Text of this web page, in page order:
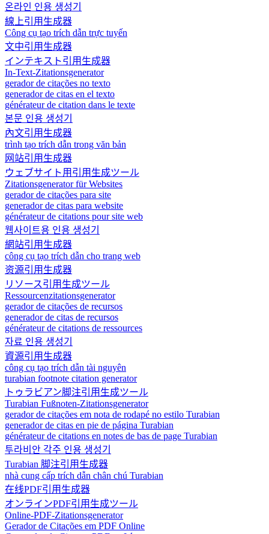
온라인 인용 생성기
線上引用生成器
Công cụ tạo trích dẫn trực tuyến
文中引用生成器
インテキスト引用生成器
In-Text-Zitationsgenerator
gerador de citações no texto
generador de citas en el texto
générateur de citation dans le texte
본문 인용 생성기
內文引用生成器
trình tạo trích dẫn trong văn bản
网站引用生成器
ウェブサイト用引用生成ツール
Zitationsgenerator für Websites
gerador de citações para site
generador de citas para website
générateur de citations pour site web
웹사이트용 인용 생성기
網站引用生成器
công cụ tạo trích dẫn cho trang web
资源引用生成器
リソース引用生成ツール
Ressourcenzitationsgenerator
gerador de citações de recursos
generador de citas de recursos
générateur de citations de ressources
자료 인용 생성기
資源引用生成器
công cụ tạo trích dẫn tài nguyên
turabian footnote citation generator
トゥラビアン脚注引用生成ツール
Turabian Fußnoten-Zitationsgenerator
gerador de citações em nota de rodapé no estilo Turabian
generador de citas en pie de página Turabian
générateur de citations en notes de bas de page Turabian
투라비안 각주 인용 생성기
Turabian 脚注引用生成器
nhà cung cấp trích dẫn chân chú Turabian
在线PDF引用生成器
オンラインPDF引用生成ツール
Online-PDF-Zitationsgenerator
Gerador de Citações em PDF Online